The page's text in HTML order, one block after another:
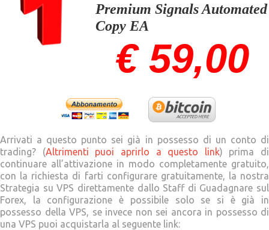
Premium Signals Automated
Copy EA
€ 59,00
Arrivati a questo punto sei già in possesso di un conto di
trading? (Altrimenti puoi aprirlo a questo link) prima di
continuare all’attivazione in modo completamente gratuito,
con la richiesta di farti configurare gratuitamente, la nostra
Strategia su VPS direttamente dallo Staff di Guadagnare sul
Forex, la configurazione è possibile solo se si è già in
possesso della VPS, se invece non sei ancora in possesso di
una VPS puoi acquistarla al seguente link: